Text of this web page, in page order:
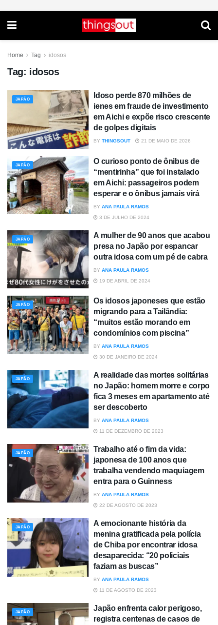
Home Tag idosos
Tag: idosos
JAPÃO
Idoso perde 870 milhões de
ienes em fraude de investimento
em Aichi e expõe risco crescente
de golpes digitais
BY THINGSOUT 21 DE MAIO DE 2026
JAPÃO
O curioso ponto de ônibus de
“mentirinha” que foi instalado
em Aichi: passageiros podem
esperar e o ônibus jamais virá
BY ANA PAULA RAMOS
3 DE JULHO DE 2024
JAPÃO
A mulher de 90 anos que acabou
presa no Japão por espancar
outra idosa com um pé de cabra
BY ANA PAULA RAMOS
19 DE ABRIL DE 2024
JAPÃO
Os idosos japoneses que estão
migrando para a Tailândia:
“muitos estão morando em
condomínios com piscina”
BY ANA PAULA RAMOS
30 DE JANEIRO DE 2024
JAPÃO
A realidade das mortes solitárias
no Japão: homem morre e corpo
fica 3 meses em apartamento até
ser descoberto
BY ANA PAULA RAMOS
11 DE DEZEMBRO DE 2023
JAPÃO
Trabalho até o fim da vida:
japonesa de 100 anos que
trabalha vendendo maquiagem
entra para o Guinness
BY ANA PAULA RAMOS
22 DE AGOSTO DE 2023
JAPÃO
A emocionante história da
menina gratificada pela polícia
de Chiba por encontrar idosa
desaparecida: “20 policiais
faziam as buscas”
BY ANA PAULA RAMOS
11 DE AGOSTO DE 2023
JAPÃO
Japão enfrenta calor perigoso,
registra centenas de casos de